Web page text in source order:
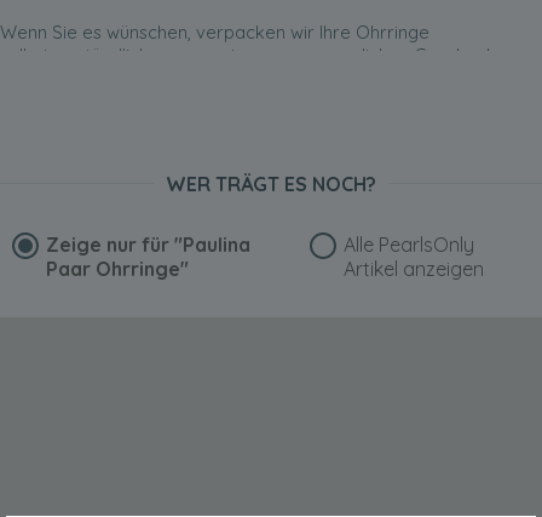
Wenn Sie es wünschen, verpacken wir Ihre Ohrringe
selbstverständlich gern zu einem unvergesslichen Geschenk.
WER TRÄGT ES NOCH?
Zeige nur für "Paulina
Paar Ohrringe"
Alle PearlsOnly
Artikel anzeigen